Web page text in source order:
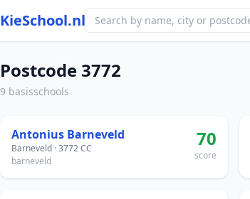
KieSchool.nl
Postcode 3772
9 basisschools
Antonius Barneveld
Barneveld · 3772 CC
barneveld
70
score